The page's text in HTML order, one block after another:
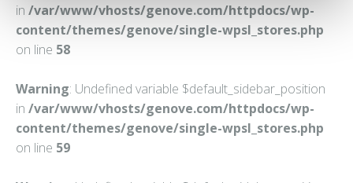
in /var/www/vhosts/genove.com/httpdocs/wp-
content/themes/genove/single-wpsl_stores.php
on line 58
Warning: Undefined variable $default_sidebar_position
in /var/www/vhosts/genove.com/httpdocs/wp-
content/themes/genove/single-wpsl_stores.php
on line 59